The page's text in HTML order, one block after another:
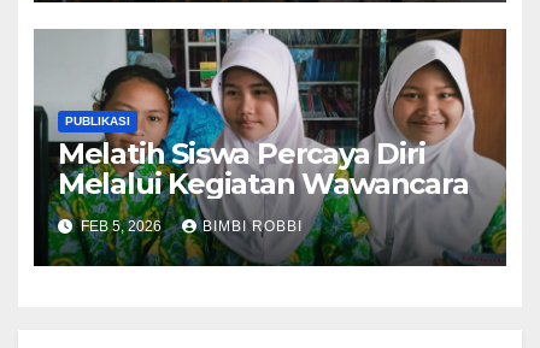
PUBLIKASI
Melatih Siswa Percaya Diri
Melalui Kegiatan Wawancara
FEB 5, 2026 BIMBI ROBBI